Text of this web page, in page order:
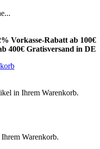
Vorkasse-Rabatt ab 100€
400€ Gratisversand in DE
in Ihrem Warenkorb.
Warenkorb.